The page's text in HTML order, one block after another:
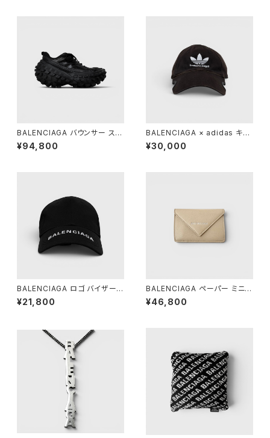
BALENCIAGA バウンサー スニ
ーカー ブラック 38
¥94,800
BALENCIAGA × adidas キャ
ップ ブラック L 59cm
¥30,000
BALENCIAGA ロゴ バイザー
キャップ ブラック L 59
¥21,800
BALENCIAGA ペーパー ミニ
ウォレット ベージュ
¥46,800